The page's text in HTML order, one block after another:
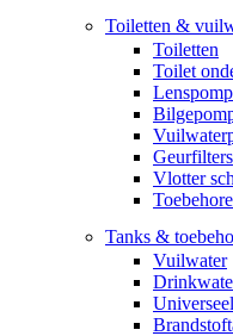
Toiletten &
Toiletten
Toilet
Geurfilters
Vlotter
Tanks &
Vuilwater
Universeel